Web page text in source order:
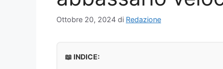
Ottobre 20, 2024 di Redazione
📖 INDICE: